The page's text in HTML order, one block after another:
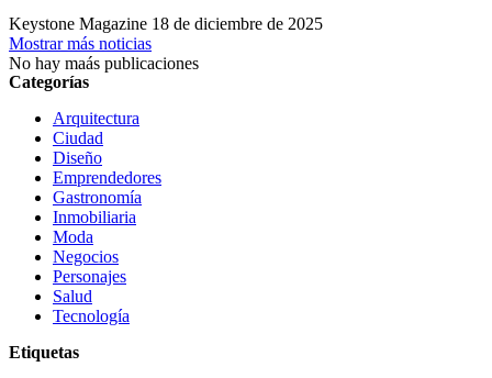
Keystone Magazine 18 de diciembre de 2025
Mostrar más noticias
No hay maás publicaciones
Categorías
Arquitectura
Ciudad
Diseño
Emprendedores
Gastronomía
Inmobiliaria
Moda
Negocios
Personajes
Salud
Tecnología
Etiquetas